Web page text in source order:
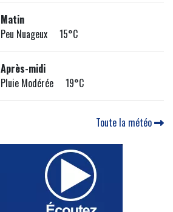
Matin
Peu Nuageux 15°C
Après-midi
Pluie Modérée 19°C
Toute la météo